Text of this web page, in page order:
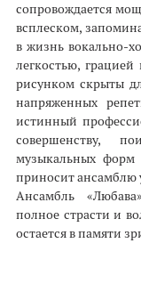
сопровождается
всплеском,
в жизнь вокально-
легкостью,
рисунком скрыты
напряженных
истинный
совершенству,
музыкальных
приносит ансамблю
Ансамбль
полное страсти и
остается в памяти